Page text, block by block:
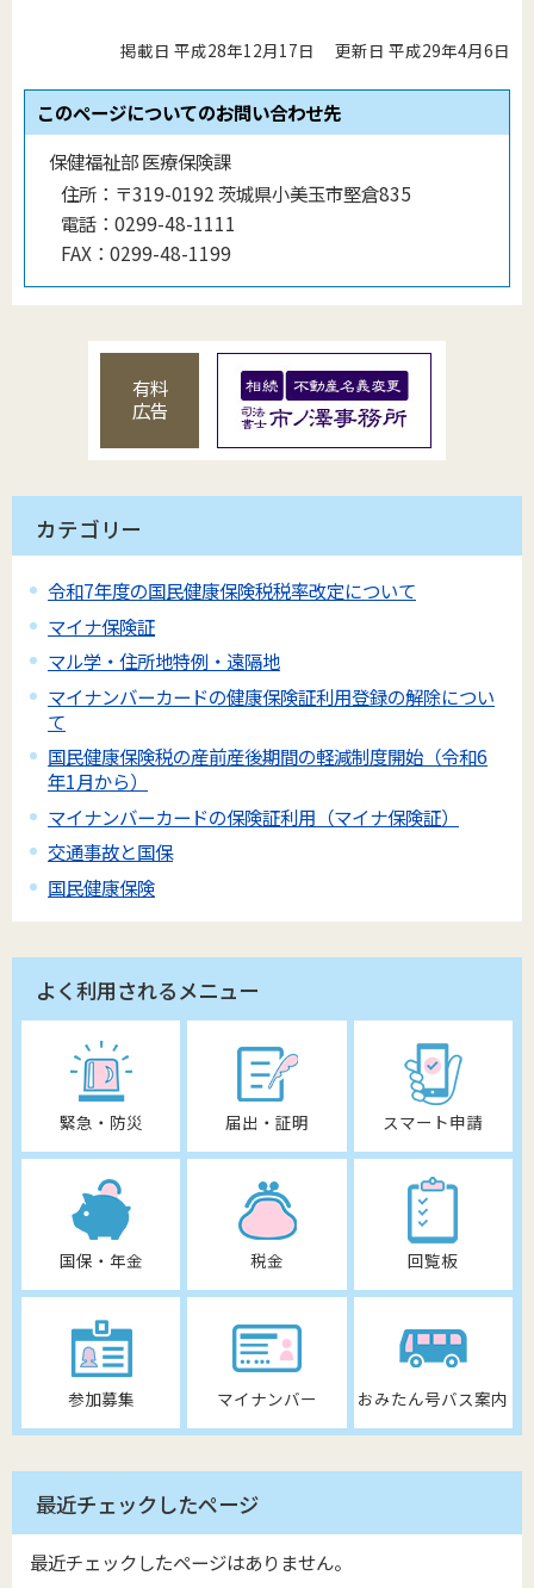
掲載日 平成28年12月17日 更新日 平成29年4月6日
このページについてのお問い合わせ先
保健福祉部 医療保険課
住所： 〒319-0192 茨城県小美玉市堅倉835
電話： 0299-48-1111
FAX： 0299-48-1199
有料
広告
カテゴリー
令和7年度の国民健康保険税税率改定について
マイナ保険証
マル学・住所地特例・遠隔地
マイナンバーカードの健康保険証利用登録の解除につい
て
国民健康保険税の産前産後期間の軽減制度開始（令和6
年1月から）
マイナンバーカードの保険証利用（マイナ保険証）
交通事故と国保
国民健康保険
よく利用されるメニュー
緊急・防災 届出・証明 スマート申請
国保・年金 税金 回覧板
参加募集 マイナンバー おみたん号バス案内
最近チェックしたページ
最近チェックしたページはありません。